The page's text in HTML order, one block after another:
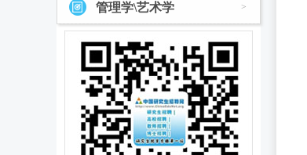
管理学\艺术学 >